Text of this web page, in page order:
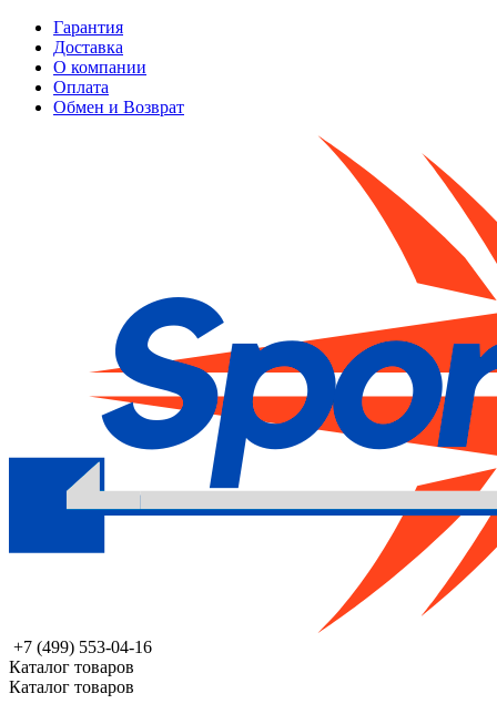
Гарантия
Доставка
О компании
Оплата
Обмен и Возврат
+7 (499) 553-04-16
Каталог товаров
Каталог товаров